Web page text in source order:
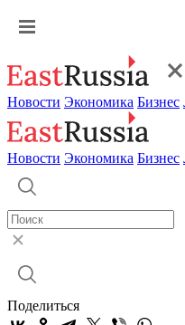
Новости Экономика Бизнес
Новости Экономика Бизнес
Поделиться